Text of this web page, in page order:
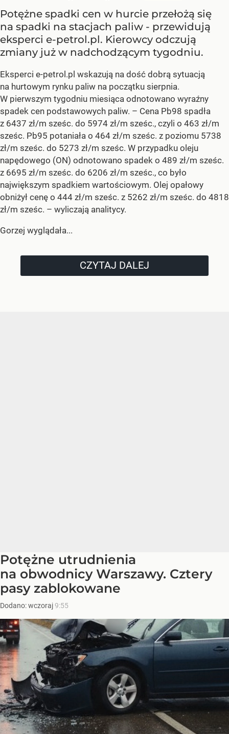
Potężne spadki cen w hurcie przełożą się
na spadki na stacjach paliw - przewidują
eksperci e-petrol.pl. Kierowcy odczują
zmiany już w nadchodzącym tygodniu.
Eksperci e-petrol.pl wskazują na dość dobrą sytuacją
na hurtowym rynku paliw na początku sierpnia.
W pierwszym tygodniu miesiąca odnotowano wyraźny
spadek cen podstawowych paliw. – Cena Pb98 spadła
z 6437 zł/m sześc. do 5974 zł/m sześc., czyli o 463 zł/m
sześc. Pb95 potaniała o 464 zł/m sześc. z poziomu 5738
zł/m sześc. do 5273 zł/m sześc. W przypadku oleju
napędowego (ON) odnotowano spadek o 489 zł/m sześc.
z 6695 zł/m sześc. do 6206 zł/m sześc., co było
największym spadkiem wartościowym. Olej opałowy
obniżył cenę o 444 zł/m sześc. z 5262 zł/m sześc. do 4818
zł/m sześc. – wyliczają analitycy.
Gorzej wyglądała...
CZYTAJ DALEJ
Potężne utrudnienia
na obwodnicy Warszawy. Cztery
pasy zablokowane
Dodano:wczoraj9:55